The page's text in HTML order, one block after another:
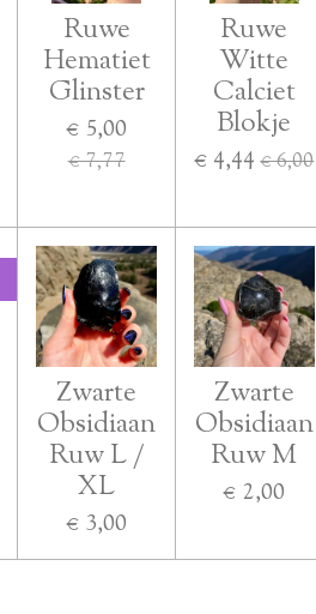
Ruwe
Hematiet
Glinster
€ 5,00
€ 7,77
Ruwe
Witte
Calciet
Blokje
€ 4,44 € 6,00
Zwarte
Obsidiaan
Ruw L /
XL
€ 3,00
Zwarte
Obsidiaan
Ruw M
€ 2,00